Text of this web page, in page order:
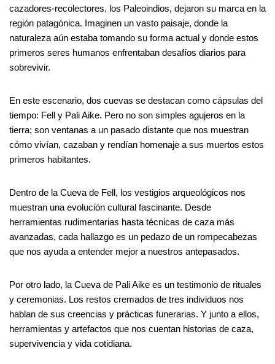
cazadores-recolectores, los Paleoindios, dejaron su marca en la
región patagónica. Imaginen un vasto paisaje, donde la
naturaleza aún estaba tomando su forma actual y donde estos
primeros seres humanos enfrentaban desafíos diarios para
sobrevivir.
En este escenario, dos cuevas se destacan como cápsulas del
tiempo: Fell y Pali Aike. Pero no son simples agujeros en la
tierra; son ventanas a un pasado distante que nos muestran
cómo vivían, cazaban y rendían homenaje a sus muertos estos
primeros habitantes.
Dentro de la Cueva de Fell, los vestigios arqueológicos nos
muestran una evolución cultural fascinante. Desde
herramientas rudimentarias hasta técnicas de caza más
avanzadas, cada hallazgo es un pedazo de un rompecabezas
que nos ayuda a entender mejor a nuestros antepasados.
Por otro lado, la Cueva de Pali Aike es un testimonio de rituales
y ceremonias. Los restos cremados de tres individuos nos
hablan de sus creencias y prácticas funerarias. Y junto a ellos,
herramientas y artefactos que nos cuentan historias de caza,
supervivencia y vida cotidiana.